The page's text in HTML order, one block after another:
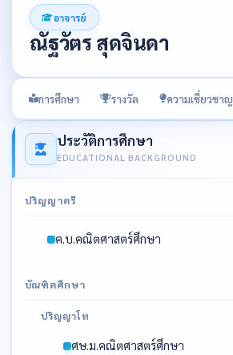
อาจารย์
ณัฐวัตร สุดจินดา
การศึกษา รางวัล ความเชี่ยวชาญ
ประวัติการศึกษา
EDUCATIONAL BACKGROUND
ปริญญาตรี
ค.บ.คณิตศาสตร์ศึกษา
บัณฑิตศึกษา
ปริญญาโท
ศษ.ม.คณิตศาสตร์ศึกษา